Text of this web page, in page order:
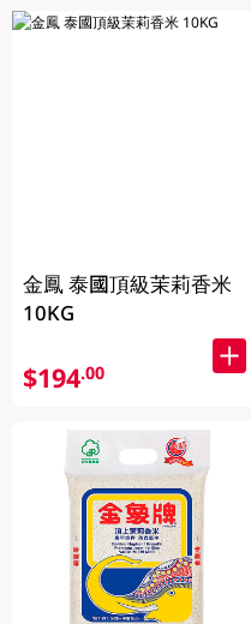
金鳳 泰國頂級茉莉香米
10KG
$194.00